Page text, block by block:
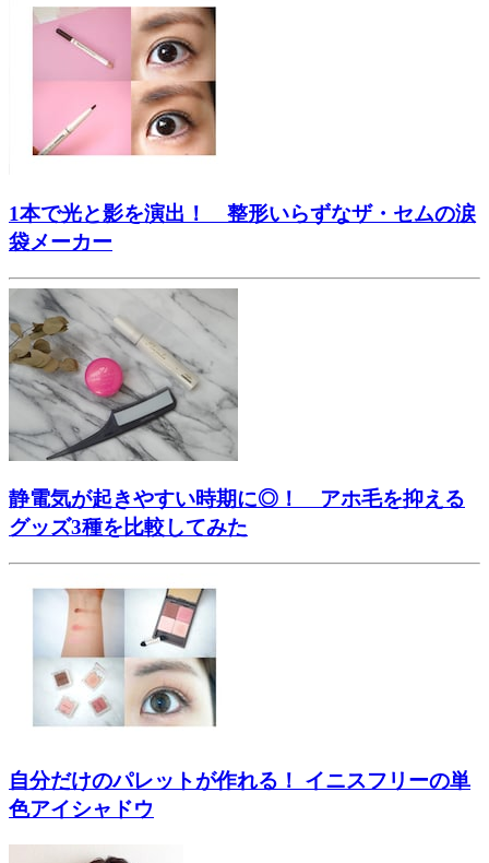
1本で光と影を演出！ 整形いらずなザ・セムの涙
袋メーカー
静電気が起きやすい時期に◎！ アホ毛を抑える
グッズ3種を比較してみた
自分だけのパレットが作れる！ イニスフリーの単
色アイシャドウ